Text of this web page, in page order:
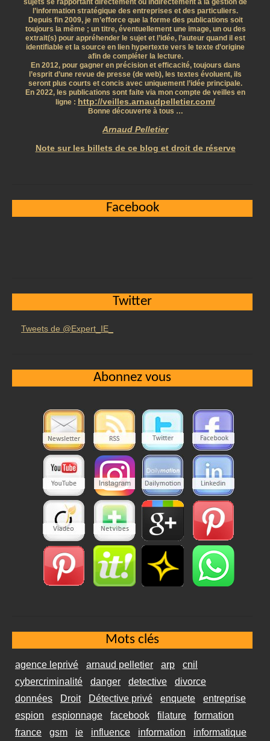
sujets se rapportant directement ou indirectement à la gestion de
l’information stratégique des entreprises et des particuliers.
Depuis fin 2009, je m’efforce que la forme des publications soit
toujours la même ; un titre, éventuellement une image, un ou des
extrait(s) pour appréhender le sujet et l’idée, l’auteur quand il est
identifiable et la source en lien hypertexte vers le texte d’origine
afin de compléter la lecture.
En 2012, pour gagner en précision et efficacité, toujours dans
l’esprit d’une revue de presse (de web), les textes évoluent, ils
seront plus courts et concis avec uniquement l’idée principale.
En 2022, les publications sont faite via mon compte de veilles en
ligne : http://veilles.arnaudpelletier.com/
Bonne découverte à tous …
Arnaud Pelletier
Note sur les billets de ce blog et droit de réserve
Facebook
Twitter
Tweets de @Expert_IE_
Abonnez vous
Mots clés
agence leprivé arnaud pelletier arp
cnil
cybercriminalité
danger detective
divorce
données
Droit Détective privé enquete
entreprise
espion
espionnage facebook filature
formation
france
gsm ie influence information informatique